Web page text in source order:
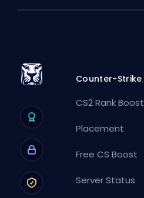
Counter-Strike
CS2 Rank Boost
Placement
Free CS Boost
Server Status